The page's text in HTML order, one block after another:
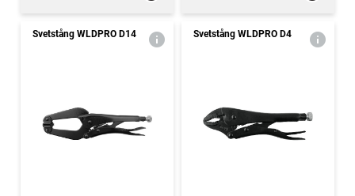
Svetstång WLDPRO D14 Svetstång WLDPRO D4